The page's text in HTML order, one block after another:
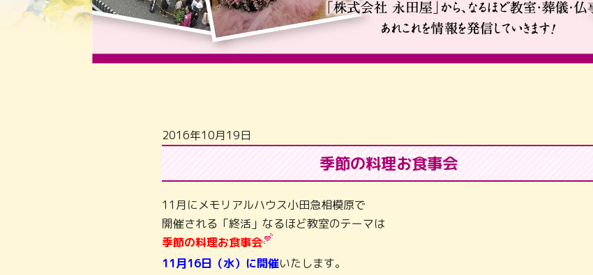
2016年10月19日
季節の料理お食事会
11月にメモリアルハウス小田急相模原で
開催される「終活」なるほど教室のテーマは
季節の料理お食事会
11月16日（水）に開催いたします。